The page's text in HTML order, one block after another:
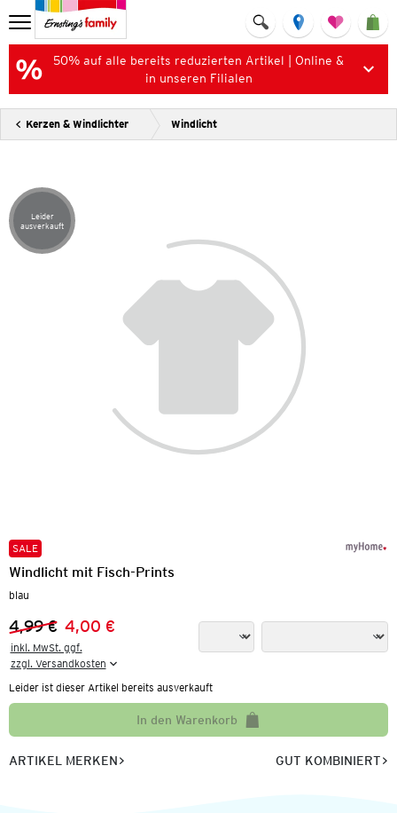
50% auf alle bereits reduzierten Artikel | Online &
in unseren Filialen
Kerzen & Windlichter Windlicht
Artikel leider ausverkauft
Leider
ausverkauft
SALE
Windlicht mit Fisch-Prints
blau
Vorheriger Preis:
4,99 €
Neuer Preis:
4,00 €
inkl. MwSt. ggf.
zzgl. Versandkosten
Leider ist dieser Artikel bereits ausverkauft
In den Warenkorb
ARTIKEL MERKEN GUT KOMBINIERT